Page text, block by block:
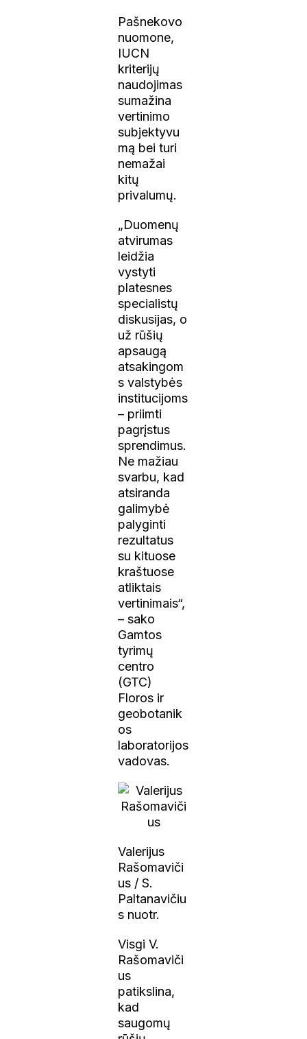
Pašnekovo
nuomone,
IUCN
kriterijų
naudojimas
sumažina
vertinimo
subjektyvu
mą bei turi
nemažai
kitų
privalumų.
„Duomenų
atvirumas
leidžia
vystyti
platesnes
specialistų
diskusijas, o
už rūšių
apsaugą
atsakingom
s valstybės
institucijoms
– priimti
pagrįstus
sprendimus.
Ne mažiau
svarbu, kad
atsiranda
galimybė
palyginti
rezultatus
su kituose
kraštuose
atliktais
vertinimais“,
– sako
Gamtos
tyrimų
centro
(GTC)
Floros ir
geobotanik
os
laboratorijos
vadovas.
Valerijus
Rašomaviči
us / S.
Paltanavičiu
s nuotr.
Visgi V.
Rašomaviči
us
patikslina,
kad
saugomų